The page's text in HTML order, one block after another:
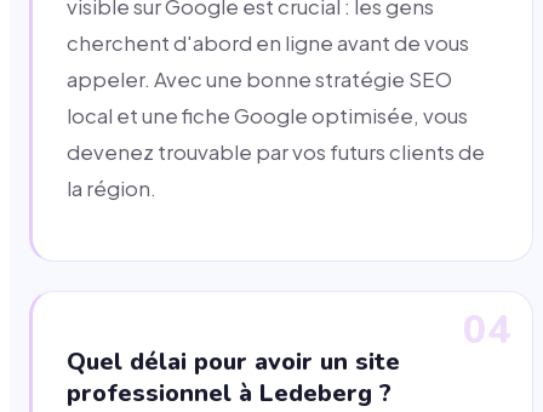
visible sur Google est crucial : les gens
cherchent d'abord en ligne avant de vous
appeler. Avec une bonne stratégie SEO
local et une fiche Google optimisée, vous
devenez trouvable par vos futurs clients de
la région.
04
Quel délai pour avoir un site
professionnel à Ledeberg ?